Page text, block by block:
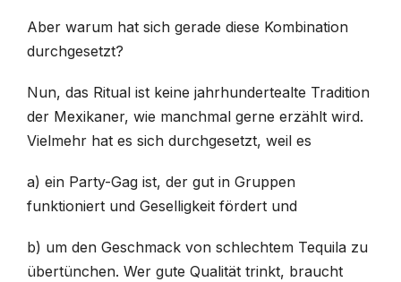
Aber warum hat sich gerade diese Kombination
durchgesetzt?
Nun, das Ritual ist keine jahrhundertealte Tradition
der Mexikaner, wie manchmal gerne erzählt wird.
Vielmehr hat es sich durchgesetzt, weil es
a) ein Party-Gag ist, der gut in Gruppen
funktioniert und Geselligkeit fördert und
b) um den Geschmack von schlechtem Tequila zu
übertünchen. Wer gute Qualität trinkt, braucht